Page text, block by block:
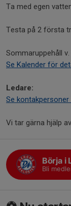
Ta med egen
Testa på 2 första
Sommaruppehåll v.
Se Kalender för
Ledare:
Se
Vi tar gärna hjälp
Börja i
Bli